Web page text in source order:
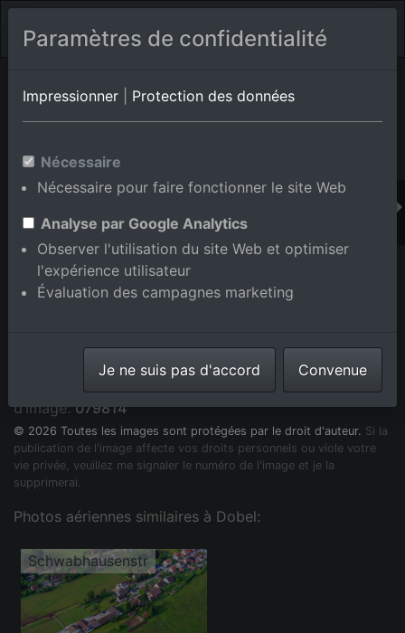
Album de lieux Dobel en Bade-Wurtemberg,Allemagne
Schwabhausenstr à Dobel dans le département Bade-
Wurtemberg, Allemagneprise le31/05/2015numéro
d'image:079814
© 2026 Toutes les images sont protégées par le droit d'auteur. Si la
publication de l'image affecte vos droits personnels ou viole votre
vie privée, veuillez me signaler le numéro de l'image et je la
supprimerai.
Photos aériennes similaires à Dobel:
Schwabhausenstr
Paramètres de confidentialité
Impressionner Protection des données
Nécessaire
Nécessaire pour faire fonctionner le site Web
Analyse par Google Analytics
Observer l'utilisation du site Web et optimiser
l'expérience utilisateur
Évaluation des campagnes marketing
Je ne suis pas d'accord Convenue